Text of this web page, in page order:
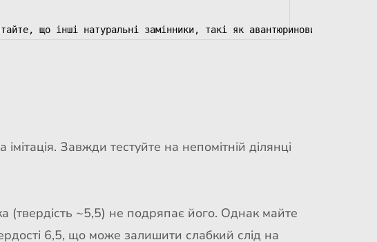
Завжди тестуйте на непомітній ділянці
(твердість ~5,5) не подряпає його. Однак майте
6,5, що може залишити слабкий слід на